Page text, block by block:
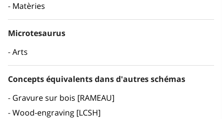
Matèries
Microtesaurus
Arts
Concepts équivalents dans d'autres schémas
Gravure sur bois [RAMEAU]
Wood-engraving [LCSH]